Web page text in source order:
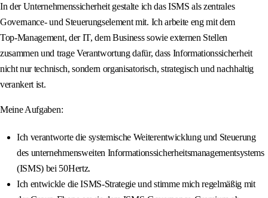
In der Unternehmenssicherheit gestalte ich das ISMS als zentrales
Governance‑ und Steuerungselement mit. Ich arbeite eng mit dem
Top‑Management, der IT, dem Business sowie externen Stellen
zusammen und trage Verantwortung dafür, dass Informationssicherheit
nicht nur technisch, sondern organisatorisch, strategisch und nachhaltig
verankert ist.
Meine Aufgaben:
Ich verantworte die systemische Weiterentwicklung und Steuerung
des unternehmensweiten Informationssicherheitsmanagementsystems
(ISMS) bei 50Hertz.
Ich entwickle die ISMS‑Strategie und stimme mich regelmäßig mit